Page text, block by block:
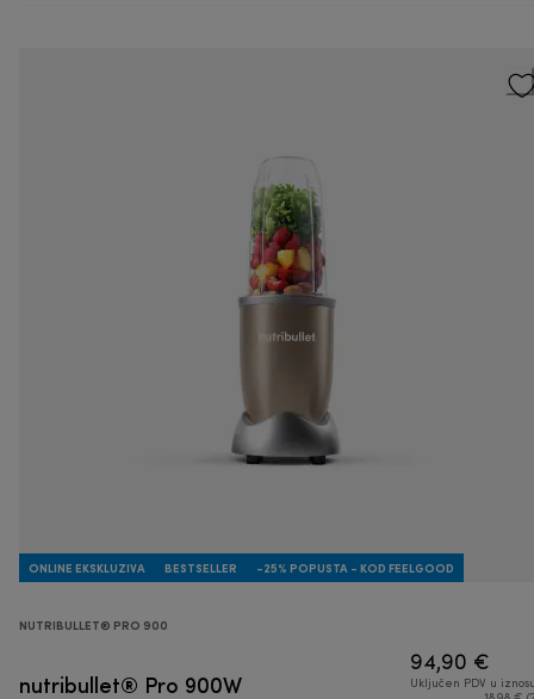
ONLINE EKSKLUZIVA BESTSELLER -25% POPUSTA - KOD FEELGOOD
NUTRIBULLET® PRO 900
nutribullet® Pro 900W
94,90 €
Uključen PDV u